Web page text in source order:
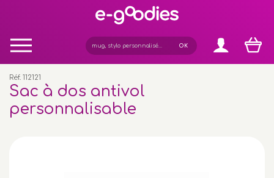
Réf. 112121
Sac à dos antivol
personnalisable